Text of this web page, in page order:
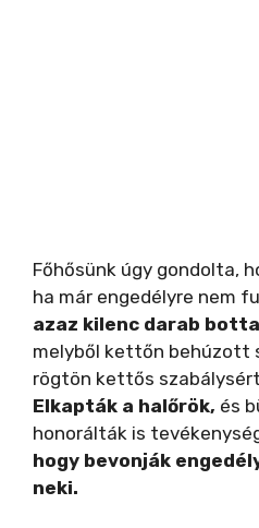
Főhősünk úgy gondolta,
ha már engedélyre nem
azaz kilenc darab
melyből kettőn behúzott
rögtön kettős
Elkapták a halőrök, és
honorálták is
hogy bevonják
neki.